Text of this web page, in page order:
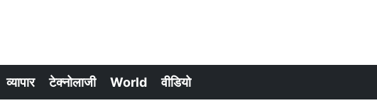
व्यापार टेक्नोलाजी World वीडियो